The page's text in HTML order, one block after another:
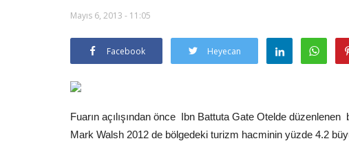
Mayıs 6, 2013 - 11:05
Facebook Heyecan
Fuarın açılışından önce Ibn Battuta Gate Otelde
Mark Walsh 2012 de bölgedeki turizm hacminin yüzde 4.2